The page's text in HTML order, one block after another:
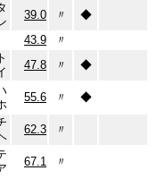
39.0 〃
◆
43.9
〃
ト
47.8 〃 ◆
55.6 〃 ◆
62.3 〃
67.1
〃